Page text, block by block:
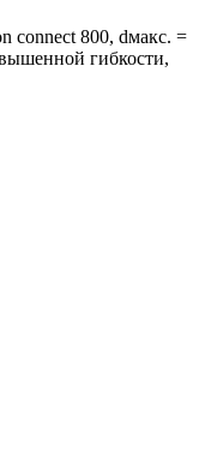
connect 800, dмакс. =
гибкости,